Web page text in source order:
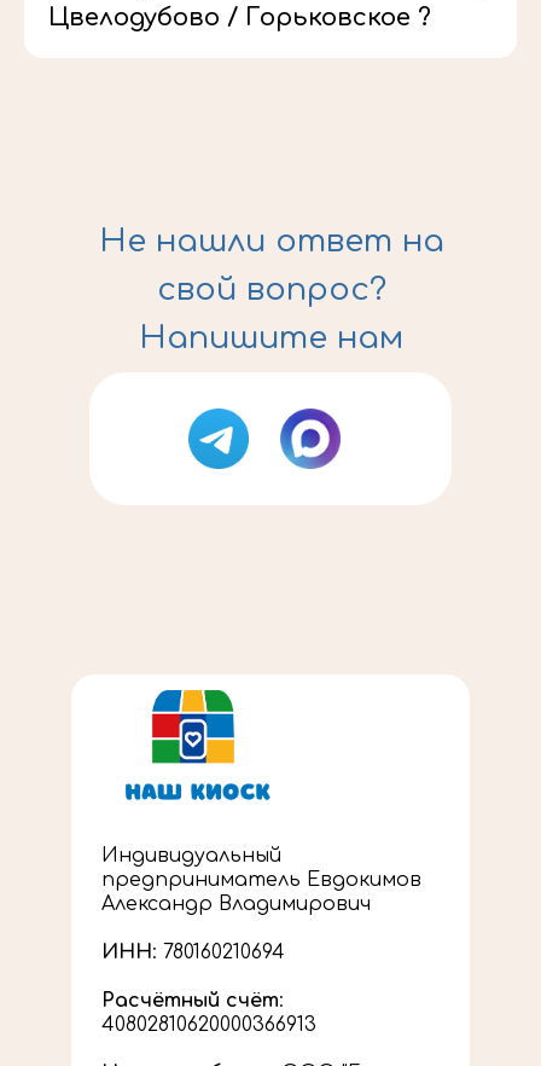
Цвелодубово / Горьковское ?
Не нашли ответ на
свой вопрос?
Напишите нам
Индивидуальный
предприниматель Евдокимов
Александр Владимирович
ИНН: 780160210694
Расчётный счёт:
40802810620000366913